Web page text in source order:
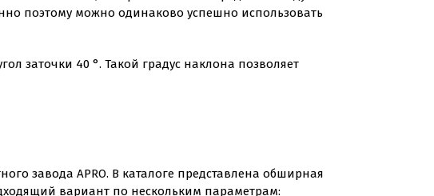
поэтому можно одинаково успешно использовать
заточки 40 °. Такой градус наклона позволяет
завода APRO. В каталоге представлена обширная
вариант по нескольким параметрам: